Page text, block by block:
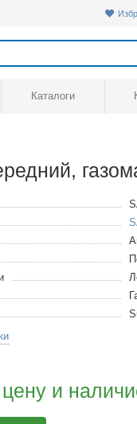
Каталоги
и